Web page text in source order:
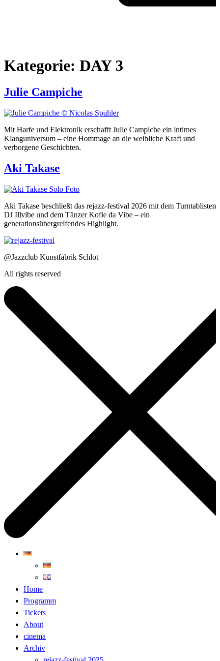
Kategorie: DAY 3
Julie Campiche
Mit Harfe und Elektronik erschafft Julie Campiche ein intimes
Klanguniversum – eine Hommage an die weibliche Kraft und
verborgene Geschichten.
Aki Takase
Aki Takase beschließt das rejazz-festival 2026 mit dem Turntablisten
DJ Illvibe und dem Tänzer Kofie da Vibe – ein
generationsübergreifendes Highlight.
@Jazzclub Kunstfabrik Schlot
All rights reserved
Home
Programm
Tickets
About
cinema
Archiv